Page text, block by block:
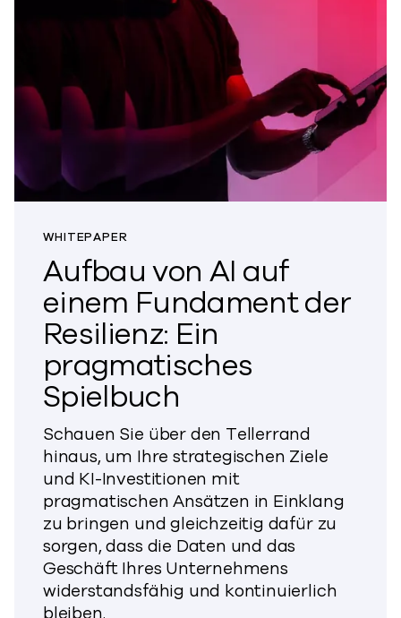
WHITEPAPER
Aufbau von AI auf
einem Fundament der
Resilienz: Ein
pragmatisches
Spielbuch
Schauen Sie über den Tellerrand
hinaus, um Ihre strategischen Ziele
und KI-Investitionen mit
pragmatischen Ansätzen in Einklang
zu bringen und gleichzeitig dafür zu
sorgen, dass die Daten und das
Geschäft Ihres Unternehmens
widerstandsfähig und kontinuierlich